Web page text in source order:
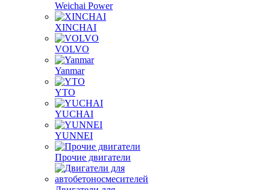
Weichai Power
XINCHAI
VOLVO
Yanmar
YTO
YUCHAI
YUNNEI
Прочие двигатели